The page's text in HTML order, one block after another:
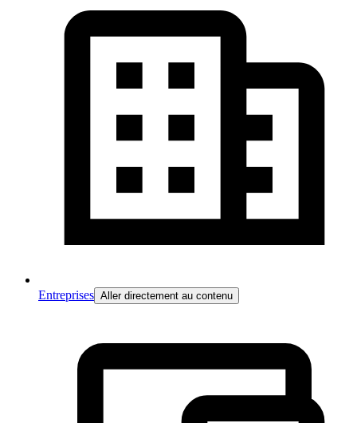
Entreprises Aller directement au contenu